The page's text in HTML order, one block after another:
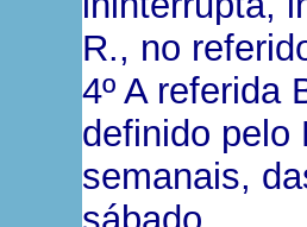
R., no
4º A referida
definido pelo
semanais,